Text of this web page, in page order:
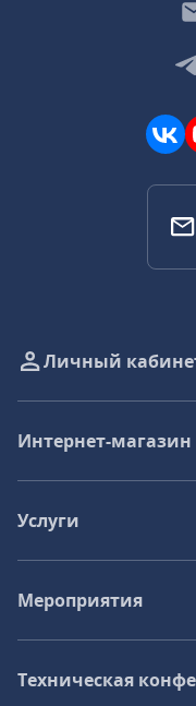
Личный
Интернет-магазин
Услуги
Мероприятия
Техническая